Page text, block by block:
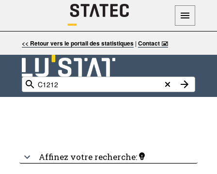
<< Retour vers le portail des statistiques| Contact 🖃
Affinez votre recherche: